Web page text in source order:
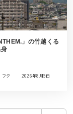
」の竹越くる
フク 2026年8月5日